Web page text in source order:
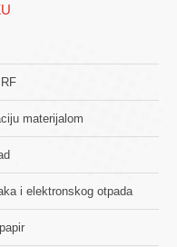
materijalom
i elektronskog otpada